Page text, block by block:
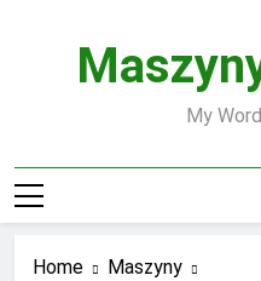
My
Home
Maszyny